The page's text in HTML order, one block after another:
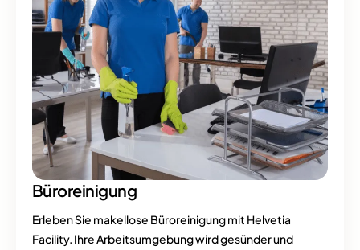
Büroreinigung
Erleben Sie makellose Büroreinigung mit Helvetia
Facility. Ihre Arbeitsumgebung wird gesünder und